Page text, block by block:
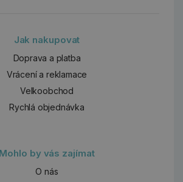
Jak nakupovat
Doprava a platba
Vrácení a reklamace
Velkoobchod
Rychlá objednávka
Mohlo by vás zajímat
O nás